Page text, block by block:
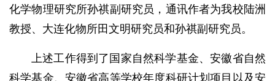
化学物理研究所孙祺副研究员，通讯作者为我校陆洲
教授、大连化物所田文明研究员和孙祺副研究员。
上述工作得到了国家自然科学基金、安徽省自然
科学基金、安徽省高等学校年度科研计划项目以及安